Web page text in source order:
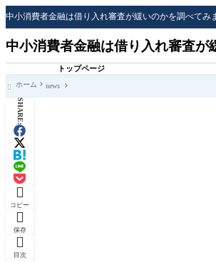
中小消費者金融は借り入れ審査が緩いのかを調べてみ
中小消費者金融は借り入れ審査が
トップページ
 ホーム news
SHARE:

コピー

保存

目次